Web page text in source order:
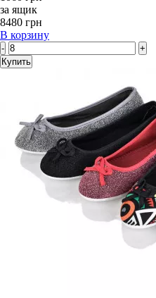
за ящик
8480 грн
В корзину
-
+
Купить